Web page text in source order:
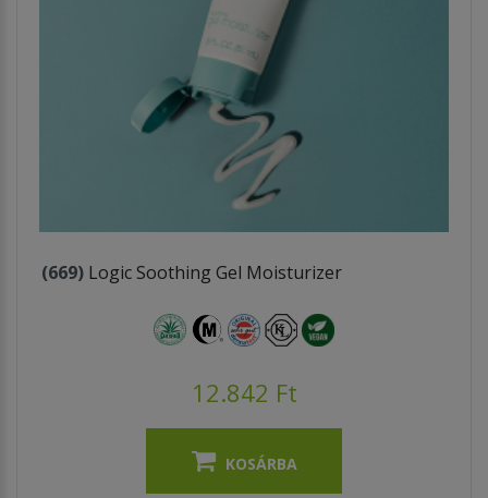
(669) Logic Soothing Gel Moisturizer
12.842 Ft
KOSÁRBA